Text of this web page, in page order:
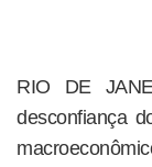
RIO DE
desconfiança